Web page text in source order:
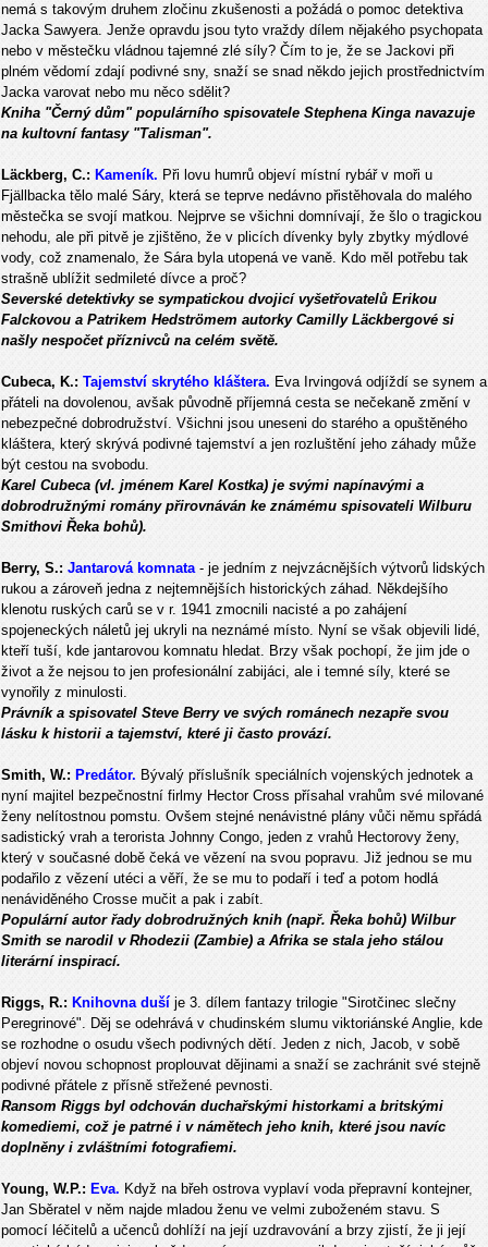
nemá s takovým druhem zločinu zkušenosti a požádá o pomoc detektiva
Jacka Sawyera. Jenže opravdu jsou tyto vraždy dílem nějakého psychopata
nebo v městečku vládnou tajemné zlé síly? Čím to je, že se Jackovi při
plném vědomí zdají podivné sny, snaží se snad někdo jejich prostřednictvím
Jacka varovat nebo mu něco sdělit?
Kniha "Černý dům" populárního spisovatele Stephena Kinga navazuje
na kultovní fantasy "Talisman".
Läckberg, C.: Kameník. Při lovu humrů objeví místní rybář v moři u
Fjällbacka tělo malé Sáry, která se teprve nedávno přistěhovala do malého
městečka se svojí matkou. Nejprve se všichni domnívají, že šlo o tragickou
nehodu, ale při pitvě je zjištěno, že v plicích dívenky byly zbytky mýdlové
vody, což znamenalo, že Sára byla utopená ve vaně. Kdo měl potřebu tak
strašně ublížit sedmileté dívce a proč?
Severské detektivky se sympatickou dvojicí vyšetřovatelů Erikou
Falckovou a Patrikem Hedströmem autorky Camilly Läckbergové si
našly nespočet příznivců na celém světě.
Cubeca, K.: Tajemství skrytého kláštera. Eva Irvingová odjíždí se synem a
přáteli na dovolenou, avšak původně příjemná cesta se nečekaně změní v
nebezpečné dobrodružství. Všichni jsou uneseni do starého a opuštěného
kláštera, který skrývá podivné tajemství a jen rozluštění jeho záhady může
být cestou na svobodu.
Karel Cubeca (vl. jménem Karel Kostka) je svými napínavými a
dobrodružnými romány přirovnáván ke známému spisovateli Wilburu
Smithovi Řeka bohů).
Berry, S.: Jantarová komnata - je jedním z nejvzácnějších výtvorů lidských
rukou a zároveň jedna z nejtemnějších historických záhad. Někdejšího
klenotu ruských carů se v r. 1941 zmocnili nacisté a po zahájení
spojeneckých náletů jej ukryli na neznámé místo. Nyní se však objevili lidé,
kteří tuší, kde jantarovou komnatu hledat. Brzy však pochopí, že jim jde o
život a že nejsou to jen profesionální zabijáci, ale i temné síly, které se
vynořily z minulosti.
Právník a spisovatel Steve Berry ve svých románech nezapře svou
lásku k historii a tajemství, které ji často provází.
Smith, W.: Predátor. Bývalý příslušník speciálních vojenských jednotek a
nyní majitel bezpečnostní firlmy Hector Cross přísahal vrahům své milované
ženy nelítostnou pomstu. Ovšem stejné nenávistné plány vůči němu spřádá
sadistický vrah a terorista Johnny Congo, jeden z vrahů Hectorovy ženy,
který v současné době čeká ve vězení na svou popravu. Již jednou se mu
podařilo z vězení utéci a věří, že se mu to podaří i teď a potom hodlá
nenáviděného Crosse mučit a pak i zabít.
Populární autor řady dobrodružných knih (např. Řeka bohů) Wilbur
Smith se narodil v Rhodezii (Zambie) a Afrika se stala jeho stálou
literární inspirací.
Riggs, R.: Knihovna duší je 3. dílem fantazy trilogie "Sirotčinec slečny
Peregrinové". Děj se odehrává v chudinském slumu viktoriánské Anglie, kde
se rozhodne o osudu všech podivných dětí. Jeden z nich, Jacob, v sobě
objeví novou schopnost proplouvat dějinami a snaží se zachránit své stejně
podivné přátele z přísně střežené pevnosti.
Ransom Riggs byl odchován duchařskými historkami a britskými
komediemi, což je patrné i v námětech jeho knih, které jsou navíc
doplněny i zvláštními fotografiemi.
Young, W.P.: Eva. Když na břeh ostrova vyplaví voda přepravní kontejner,
Jan Sběratel v něm najde mladou ženu ve velmi zuboženém stavu. S
pomocí léčitelů a učenců dohlíží na její uzdravování a brzy zjistí, že ji její